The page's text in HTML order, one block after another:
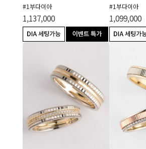
#1부다이아
1,137,000
#1부다이아
1,099,000